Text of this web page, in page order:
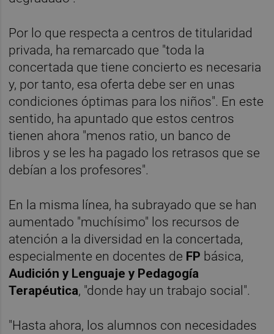
Por lo que respecta a centros de titularidad
privada, ha remarcado que "toda la
concertada que tiene concierto es necesaria
y, por tanto, esa oferta debe ser en unas
condiciones óptimas para los niños". En este
sentido, ha apuntado que estos centros
tienen ahora "menos ratio, un banco de
libros y se les ha pagado los retrasos que se
debían a los profesores".
En la misma línea, ha subrayado que se han
aumentado "muchísimo" los recursos de
atención a la diversidad en la concertada,
especialmente en docentes de FP básica,
Audición y Lenguaje y Pedagogía
Terapéutica, "donde hay un trabajo social".
"Hasta ahora, los alumnos con necesidades